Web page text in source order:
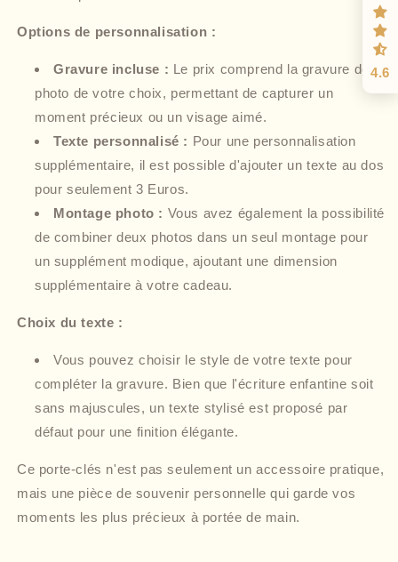
Options de personnalisation :
Gravure incluse : Le prix comprend la gravure de la
photo de votre choix, permettant de capturer un
moment précieux ou un visage aimé.
Texte personnalisé : Pour une personnalisation
supplémentaire, il est possible d'ajouter un texte au dos
pour seulement 3 Euros.
Montage photo : Vous avez également la possibilité
de combiner deux photos dans un seul montage pour
un supplément modique, ajoutant une dimension
supplémentaire à votre cadeau.
Choix du texte :
Vous pouvez choisir le style de votre texte pour
compléter la gravure. Bien que l'écriture enfantine soit
sans majuscules, un texte stylisé est proposé par
défaut pour une finition élégante.
Ce porte-clés n'est pas seulement un accessoire pratique,
mais une pièce de souvenir personnelle qui garde vos
moments les plus précieux à portée de main.
4.6